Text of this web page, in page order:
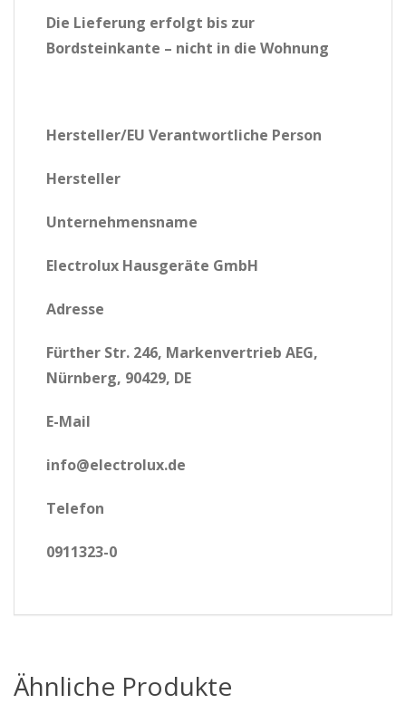
Die Lieferung erfolgt bis zur
Bordsteinkante – nicht in die Wohnung
Hersteller/EU Verantwortliche Person
Hersteller
Unternehmensname
Electrolux Hausgeräte GmbH
Adresse
Fürther Str. 246, Markenvertrieb AEG,
Nürnberg, 90429, DE
E-Mail
info@electrolux.de
Telefon
0911323-0
Ähnliche Produkte